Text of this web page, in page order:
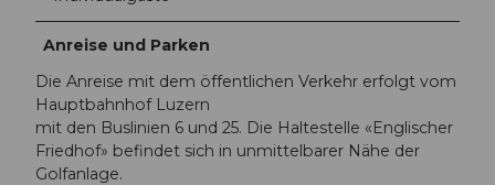
Anreise und Parken
Die Anreise mit dem öffentlichen Verkehr erfolgt vom
Hauptbahnhof Luzern
mit den Buslinien 6 und 25. Die Haltestelle «Englischer
Friedhof» befindet sich in unmittelbarer Nähe der
Golfanlage.